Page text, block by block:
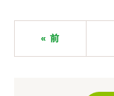
« 前